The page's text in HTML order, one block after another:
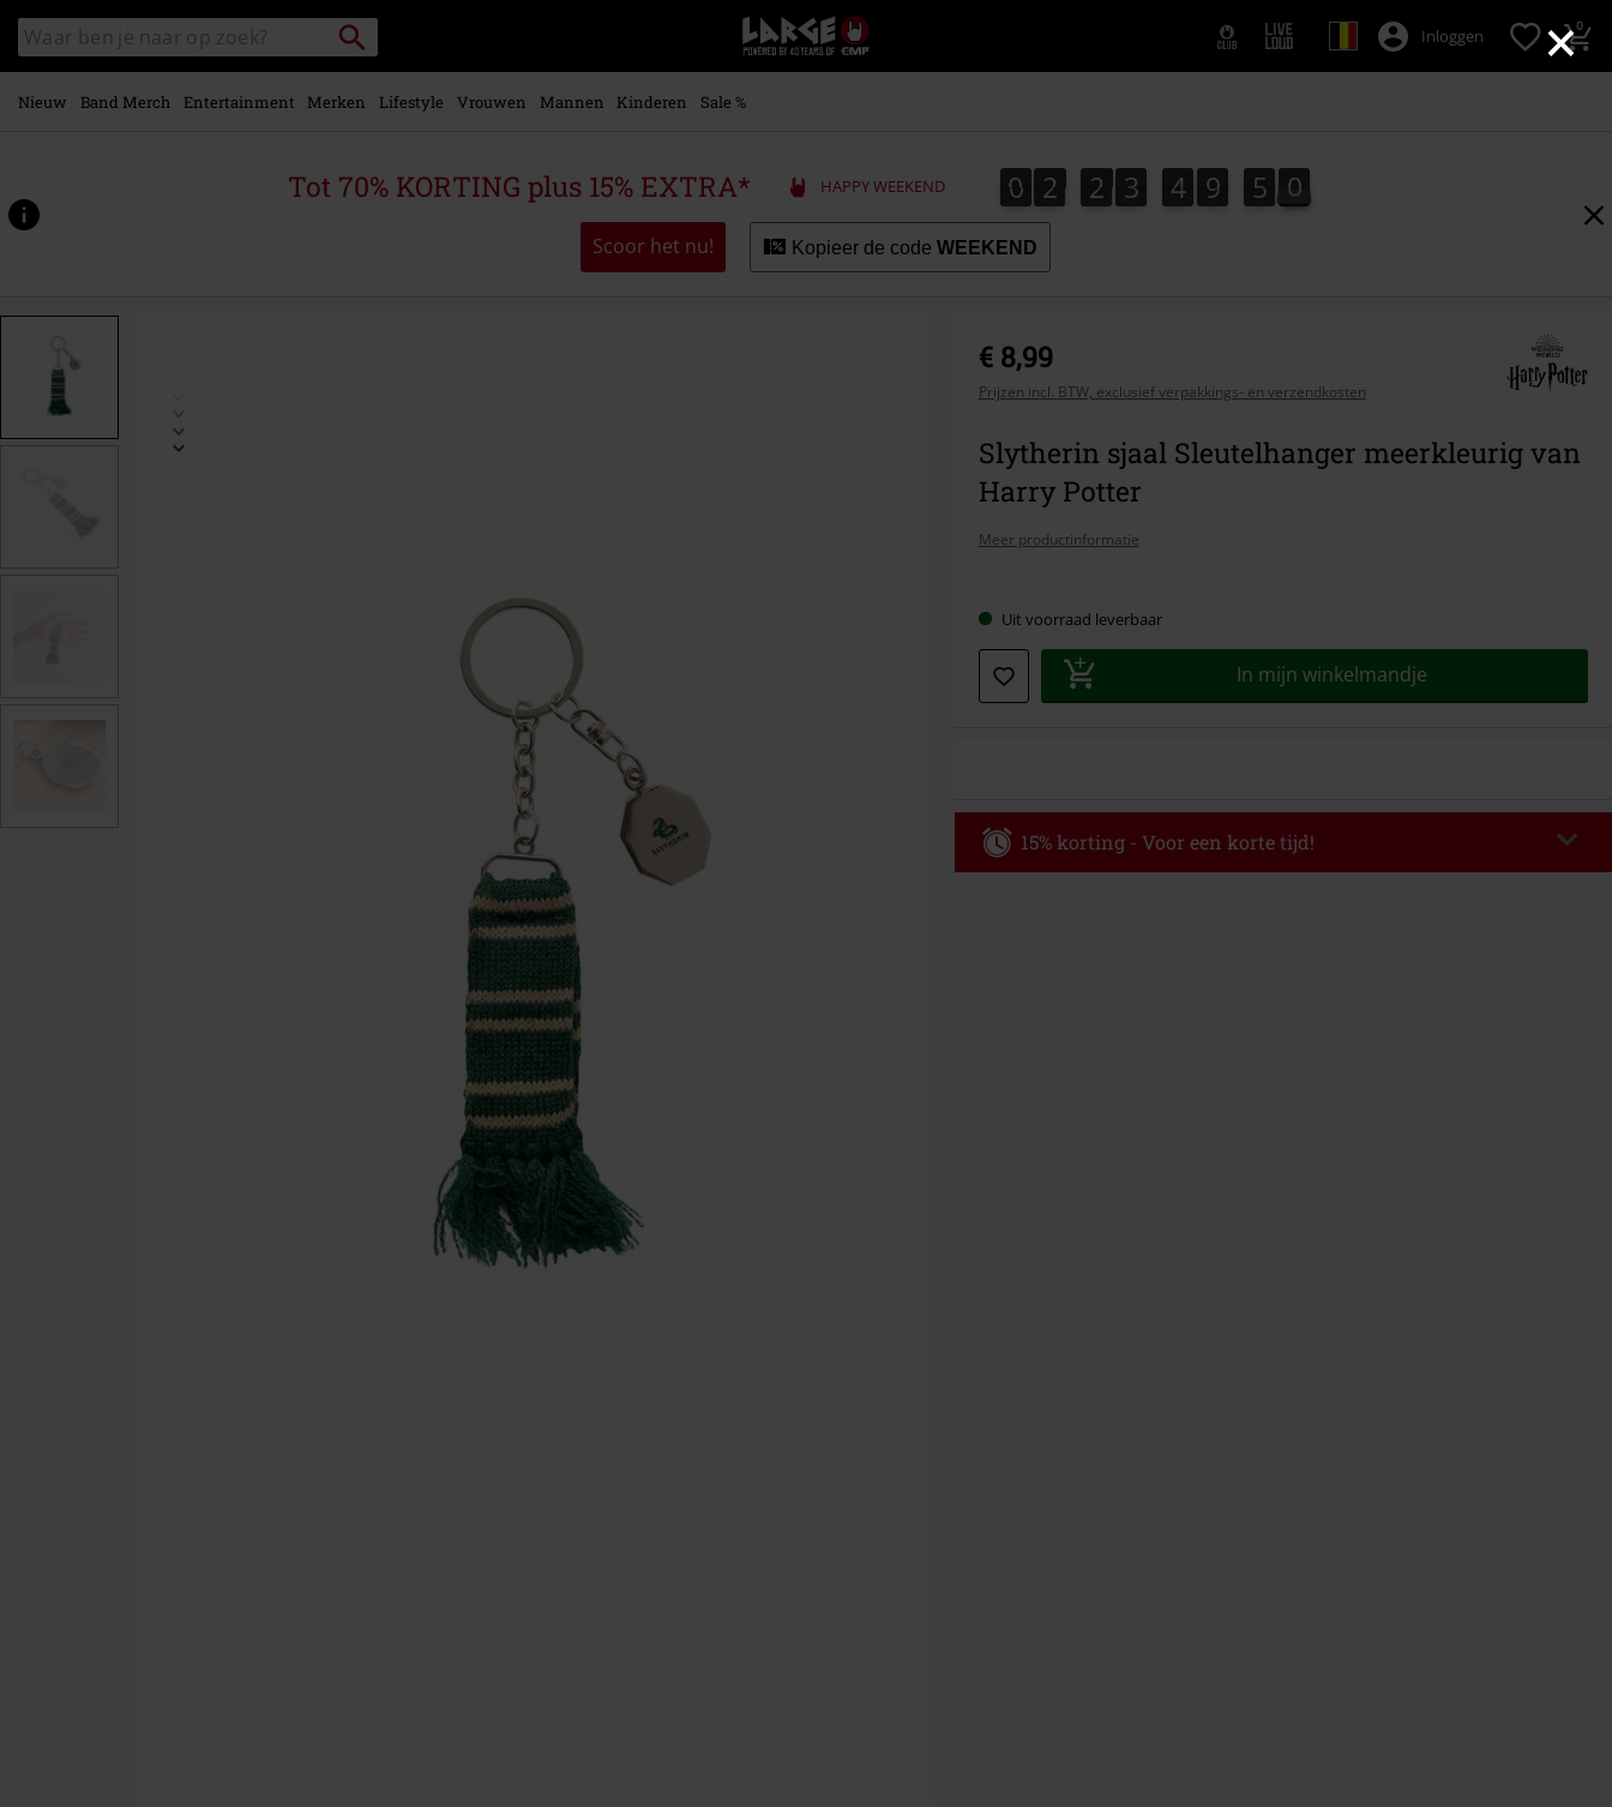
×
naar
hoofdinhoud
Zoek
in
catalogus
Packstation
zoeken
Large
–
Muziek-,
+
kleding
Inloggen 0
Nieuw Band Merch Entertainment Merken Lifestyle Vrouwen Mannen Kinderen Sale %
Tot 70% KORTING plus 15% EXTRA* HAPPY WEEKEND 0
0 2
2 2
2 3
3 4
4 9
9 4
5
4
5 9
0
9
Scoor het nu! Kopieer de code WEEKEND
www.large.be/p/slytherin-
€ 8,99
Prijzen incl. BTW, exclusief verpakkings- en verzendkosten
Slytherin sjaal Sleutelhanger meerkleurig van
Harry Potter
Meer productinformatie
Kies
je
maat
Uit voorraad leverbaar
In mijn winkelmandje
15% korting - Voor een korte tijd!